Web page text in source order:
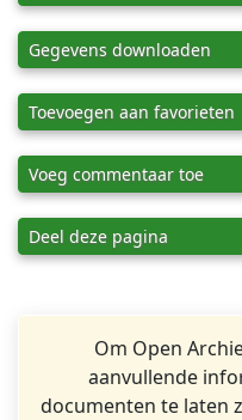
Gegevens downloaden
Toevoegen aan favorieten
Voeg commentaar toe
Deel deze pagina
Om Open
aanvullende
documenten te laten